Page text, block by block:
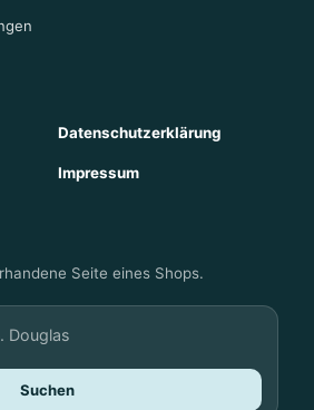
Datenschutzerklärung
Impressum
Seite eines Shops.
Suchen